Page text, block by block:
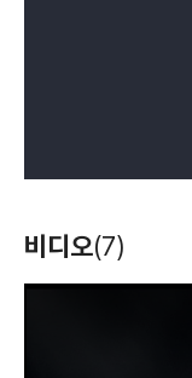
비디오(7)